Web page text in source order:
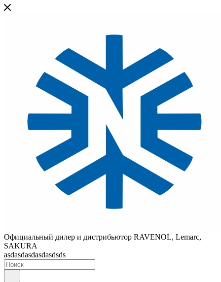
Официальный дилер и дистрибьютор RAVENOL, Lemarc,
SAKURA
asdasdasdasdasdsds